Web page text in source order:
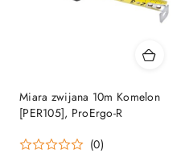
Miara zwijana 10m Komelon
[PER105], ProErgo-R
(0)